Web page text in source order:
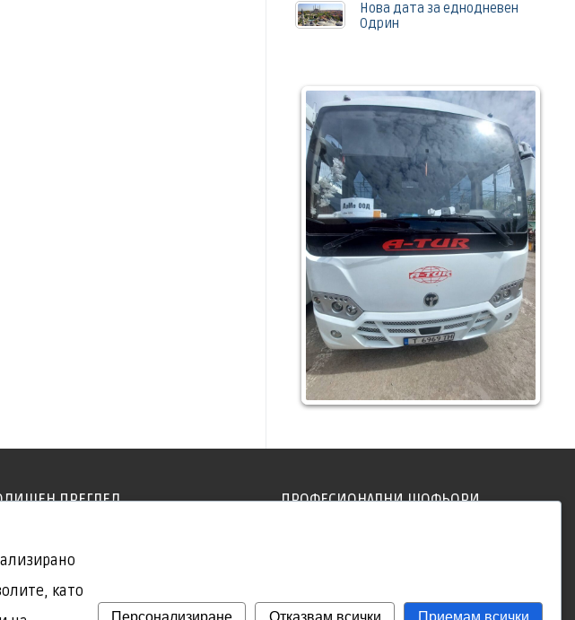
Нова дата за еднодневен
Одрин
ПРЕГЛЕД ПРОФЕСИОНАЛНИ ШОФЬОРИ
дългогодишен стаж.
като
Персонализиране Отказвам всички Приемам всички